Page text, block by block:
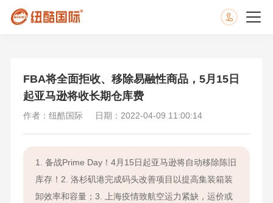
FBA将全面拒收、移除易融性商品，5月15日
起亚马逊将收长期仓库费
作者：纽酷国际 日期：2022-04-09 11:00:14
1. 备战Prime Day！4月15日起亚马逊将自动移除陈旧
库存！2. 洛杉矶港完成码头改善项目以提高集装箱装
卸效率和容量；3. 上海疫情致航空运力紧缺，运价或